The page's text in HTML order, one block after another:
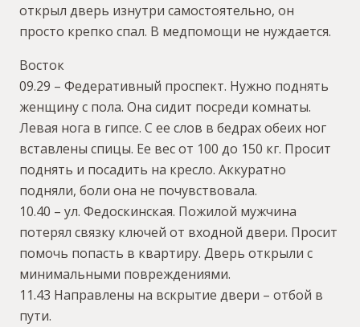
открыл дверь изнутри самостоятельно, он
просто крепко спал. В медпомощи не нуждается.
Восток
09.29 – Федеративный проспект. Нужно поднять
женщину с пола. Она сидит посреди комнаты.
Левая нога в гипсе. С ее слов в бедрах обеих ног
вставлены спицы. Ее вес от 100 до 150 кг. Просит
поднять и посадить на кресло. Аккуратно
подняли, боли она не почувствовала.
10.40 – ул. Федоскинская. Пожилой мужчина
потерял связку ключей от входной двери. Просит
помочь попасть в квартиру. Дверь открыли с
минимальными повреждениями.
11.43 Направлены на вскрытие двери – отбой в
пути.